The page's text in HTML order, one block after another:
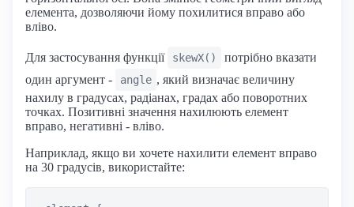
елемента, дозволяючи йому похилитися вправо або
вліво.
Для застосування функції skewX()
потрібно вказати
один аргумент -
angle , який визначає величину
нахилу в градусах, радіанах, градах або поворотних
точках. Позитивні значення нахилюють елемент
вправо, негативні - вліво.
Наприклад, якщо ви хочете нахилити елемент вправо
на 30 градусів, використайте: